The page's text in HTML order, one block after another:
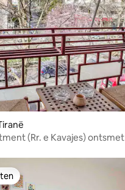
(Rr. e Kavajes) ontsmet